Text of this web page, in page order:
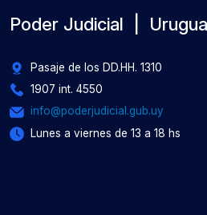
Poder Judicial |
Pasaje de los DD.HH. 1310
1907 int. 4550
info@poderjudicial.gub.uy
Lunes a viernes de 13 a 18 hs